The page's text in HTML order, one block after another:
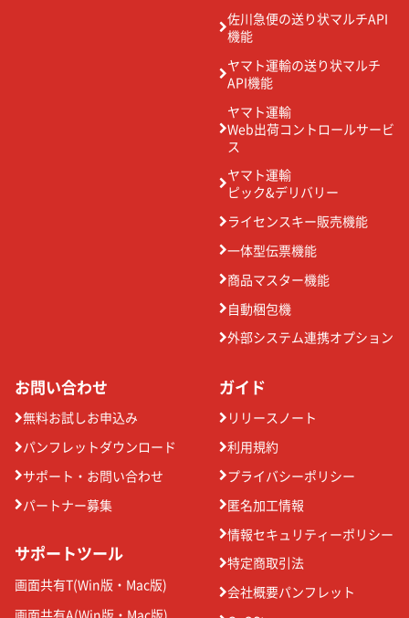
佐川急便の送り状マルチAPI
機能
ヤマト運輸の送り状マルチ
API機能
ヤマト運輸
Web出荷コントロールサービ
ス
ヤマト運輸
ピック&デリバリー
ライセンスキー販売機能
一体型伝票機能
商品マスター機能
自動梱包機
外部システム連携オプション
お問い合わせ
無料お試しお申込み
パンフレットダウンロード
サポート・お問い合わせ
パートナー募集
サポートツール
画面共有T(Win版 ・ Mac版)
ガイド
リリースノート
利用規約
プライバシーポリシー
匿名加工情報
情報セキュリティーポリシー
特定商取引法
会社概要パンフレット